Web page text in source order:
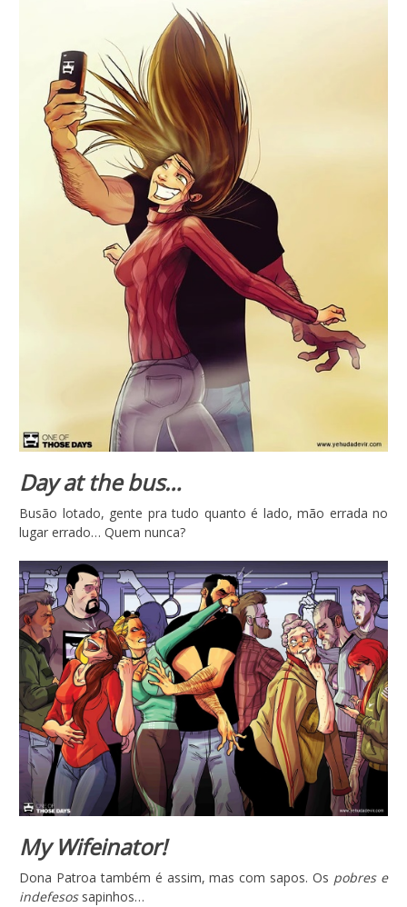
Day at the bus…
Busão lotado, gente pra tudo quanto é lado, mão errada no
lugar errado… Quem nunca?
My Wifeinator!
Dona Patroa também é assim, mas com sapos. Os pobres e
indefesossapinhos…